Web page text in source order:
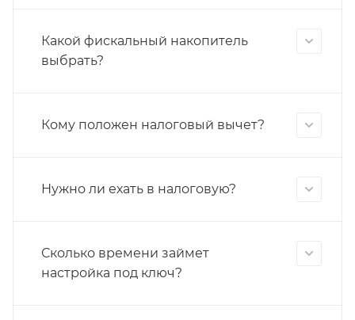
Какой фискальный накопитель
выбрать?
Кому положен налоговый вычет?
Нужно ли ехать в налоговую?
Сколько времени займет
настройка под ключ?